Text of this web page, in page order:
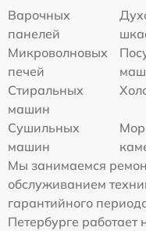
Варочных
панелей
Микроволновых
печей
Стиральных
машин
Сушильных
машин
Мы занимаемся
обслуживанием
гарантийного
Петербурге работает